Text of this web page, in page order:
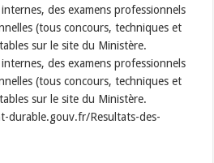
des examens professionnels
(tous concours, techniques et
sur le site du Ministère.
des examens professionnels
(tous concours, techniques et
sur le site du Ministère.
durable.gouv.fr/Resultats-des-